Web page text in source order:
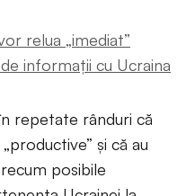
relua „imediat”
informații cu Ucraina
repetate rânduri că
și că au
posibile